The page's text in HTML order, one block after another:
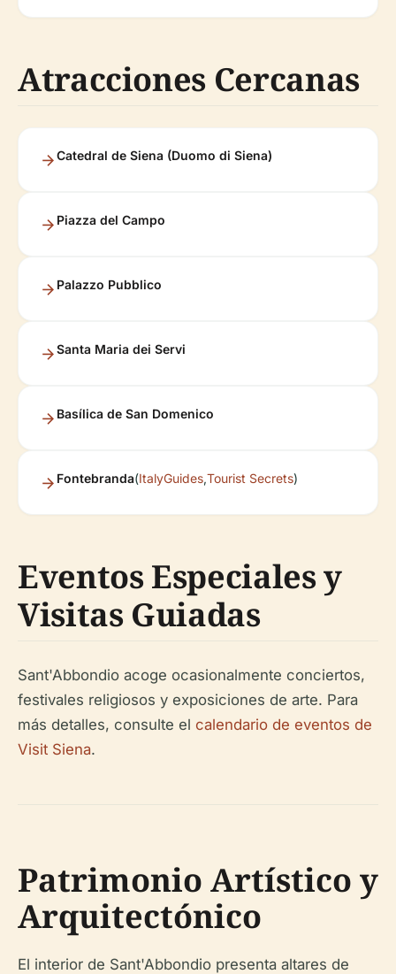
Atracciones Cercanas
Catedral de Siena (Duomo di Siena)
Piazza del Campo
Palazzo Pubblico
Santa Maria dei Servi
Basílica de San Domenico
Fontebranda(ItalyGuides,Tourist Secrets)
Eventos Especiales y
Visitas Guiadas
Sant'Abbondio acoge ocasionalmente conciertos,
festivales religiosos y exposiciones de arte. Para
más detalles, consulte el calendario de eventos de
Visit Siena.
Patrimonio Artístico y
Arquitectónico
El interior de Sant'Abbondio presenta altares de